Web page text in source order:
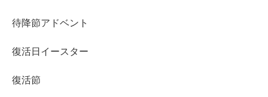
待降節アドベント
復活日イースター
復活節